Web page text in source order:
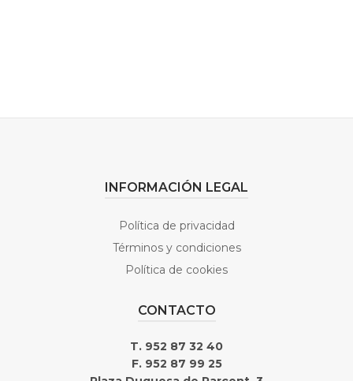
INFORMACIÓN LEGAL
Política de privacidad
Términos y condiciones
Política de cookies
CONTACTO
T. 952 87 32 40
F. 952 87 99 25